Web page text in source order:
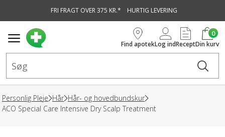
FRI FRAGT OVER 375 KR.* HURTIG LEVERING
Find apotekLog indRecept
0
Din kurv
Personlig Pleje Hår Hår- og hovedbundskur
ACO Special Care Intensive Dry Scalp Treatment